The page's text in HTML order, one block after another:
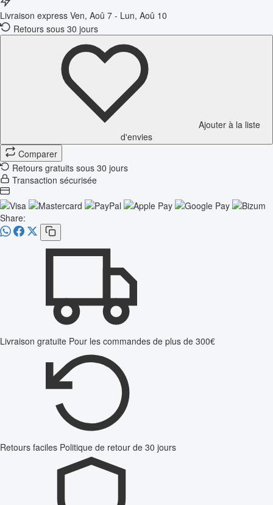
Livraison express Ven, Aoû 7 - Lun, Aoû 10
Retours sous 30 jours
Ajouter à la liste
d'envies
Comparer
Retours gratuits sous 30 jours
Transaction sécurisée
Share:
Livraison gratuite Pour les commandes de plus de 300€
Retours faciles Politique de retour de 30 jours